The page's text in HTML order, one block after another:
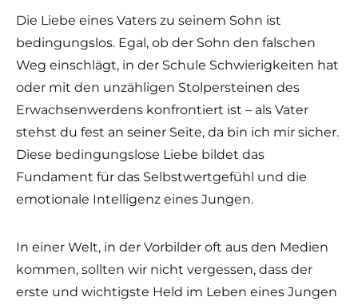
Die Liebe eines Vaters zu seinem Sohn ist
bedingungslos. Egal, ob der Sohn den falschen
Weg einschlägt, in der Schule Schwierigkeiten hat
oder mit den unzähligen Stolpersteinen des
Erwachsenwerdens konfrontiert ist – als Vater
stehst du fest an seiner Seite, da bin ich mir sicher.
Diese bedingungslose Liebe bildet das
Fundament für das Selbstwertgefühl und die
emotionale Intelligenz eines Jungen.
In einer Welt, in der Vorbilder oft aus den Medien
kommen, sollten wir nicht vergessen, dass der
erste und wichtigste Held im Leben eines Jungen